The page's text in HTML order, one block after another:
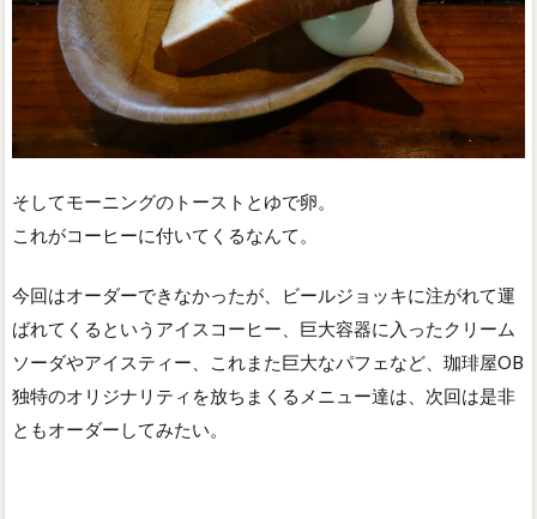
そしてモーニングのトーストとゆで卵。
これがコーヒーに付いてくるなんて。
今回はオーダーできなかったが、ビールジョッキに注がれて運
ばれてくるというアイスコーヒー、巨大容器に入ったクリーム
ソーダやアイスティー、これまた巨大なパフェなど、珈琲屋OB
独特のオリジナリティを放ちまくるメニュー達は、次回は是非
ともオーダーしてみたい。